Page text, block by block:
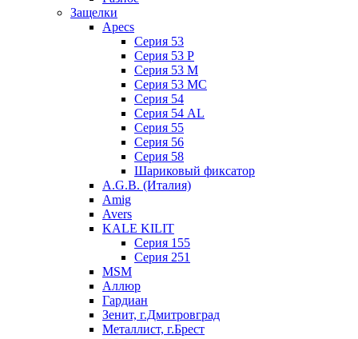
Защелки
Apecs
Серия 53
Серия 53 P
Серия 53 М
Серия 53 МC
Серия 54
Серия 54 AL
Серия 55
Серия 56
Серия 58
Шариковый фиксатор
A.G.B. (Италия)
Amig
Avers
KALE KILIT
Серия 155
Серия 251
MSM
Аллюр
Гардиан
Зенит, г.Дмитровград
Металлист, г.Брест